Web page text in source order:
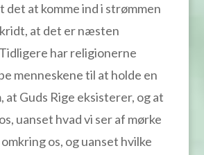
det at komme ind i strømmen
at det er næsten
har religionerne
menneskene til at holde en
at Guds Rige eksisterer, og at
uanset hvad vi ser af mørke
os, og uanset hvilke